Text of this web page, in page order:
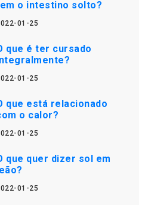
o intestino solto?
01-25
que é ter cursado
01-25
que está relacionado
o calor?
01-25
que quer dizer sol em
01-25